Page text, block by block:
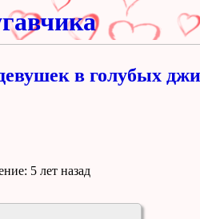
в голубых
5 лет назад